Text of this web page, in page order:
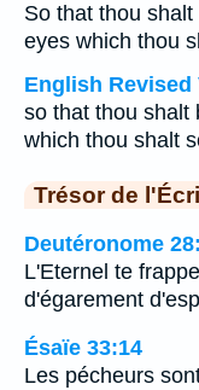
So that thou
eyes which thou
English Revised
so that thou shalt
which thou shalt
Trésor de
Deutéronome
L'Eternel te
d'égarement
Ésaïe 33:14
Les pécheurs